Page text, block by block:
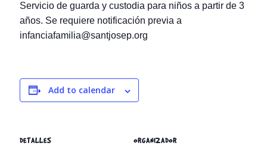
Servicio de guarda y custodia para niños a partir de 3
años. Se requiere notificación previa a
infanciafamilia@santjosep.org
Add to calendar
DETALLES ORGANIZADOR